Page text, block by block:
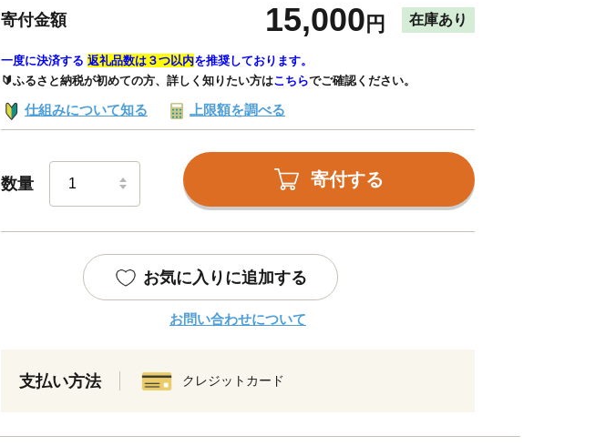
寄付金額 15,000 円 在庫あり
一度に決済する 返礼品数は３つ以内を推奨しております。
🔰ふるさと納税が初めての方、詳しく知りたい方はこちらでご確認ください。
仕組みについて知る 上限額を調べる
数量 寄付する
お気に入りに追加する
お問い合わせについて
支払い方法 クレジットカード